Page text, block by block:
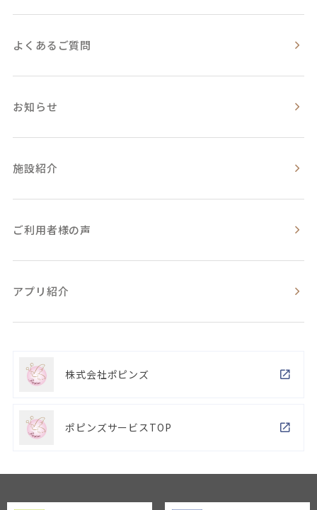
よくあるご質問
お知らせ
施設紹介
ご利用者様の声
アプリ紹介
株式会社ポピンズ
ポピンズサービスTOP